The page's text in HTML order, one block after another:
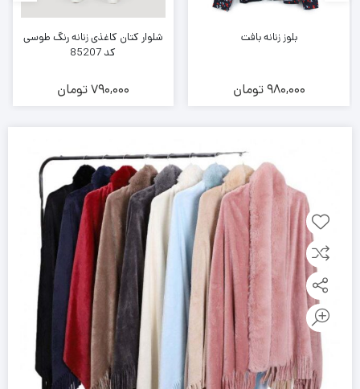
بلوز زنانه بافت
980,000تومان
شلوار کتان کاغذی زنانه رنگ طوسی
کد 85207
790,000تومان